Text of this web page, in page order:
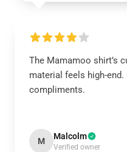
The Mamamoo shirt’s
material feels high-end.
compliments.
M Malcolm
Verified owner